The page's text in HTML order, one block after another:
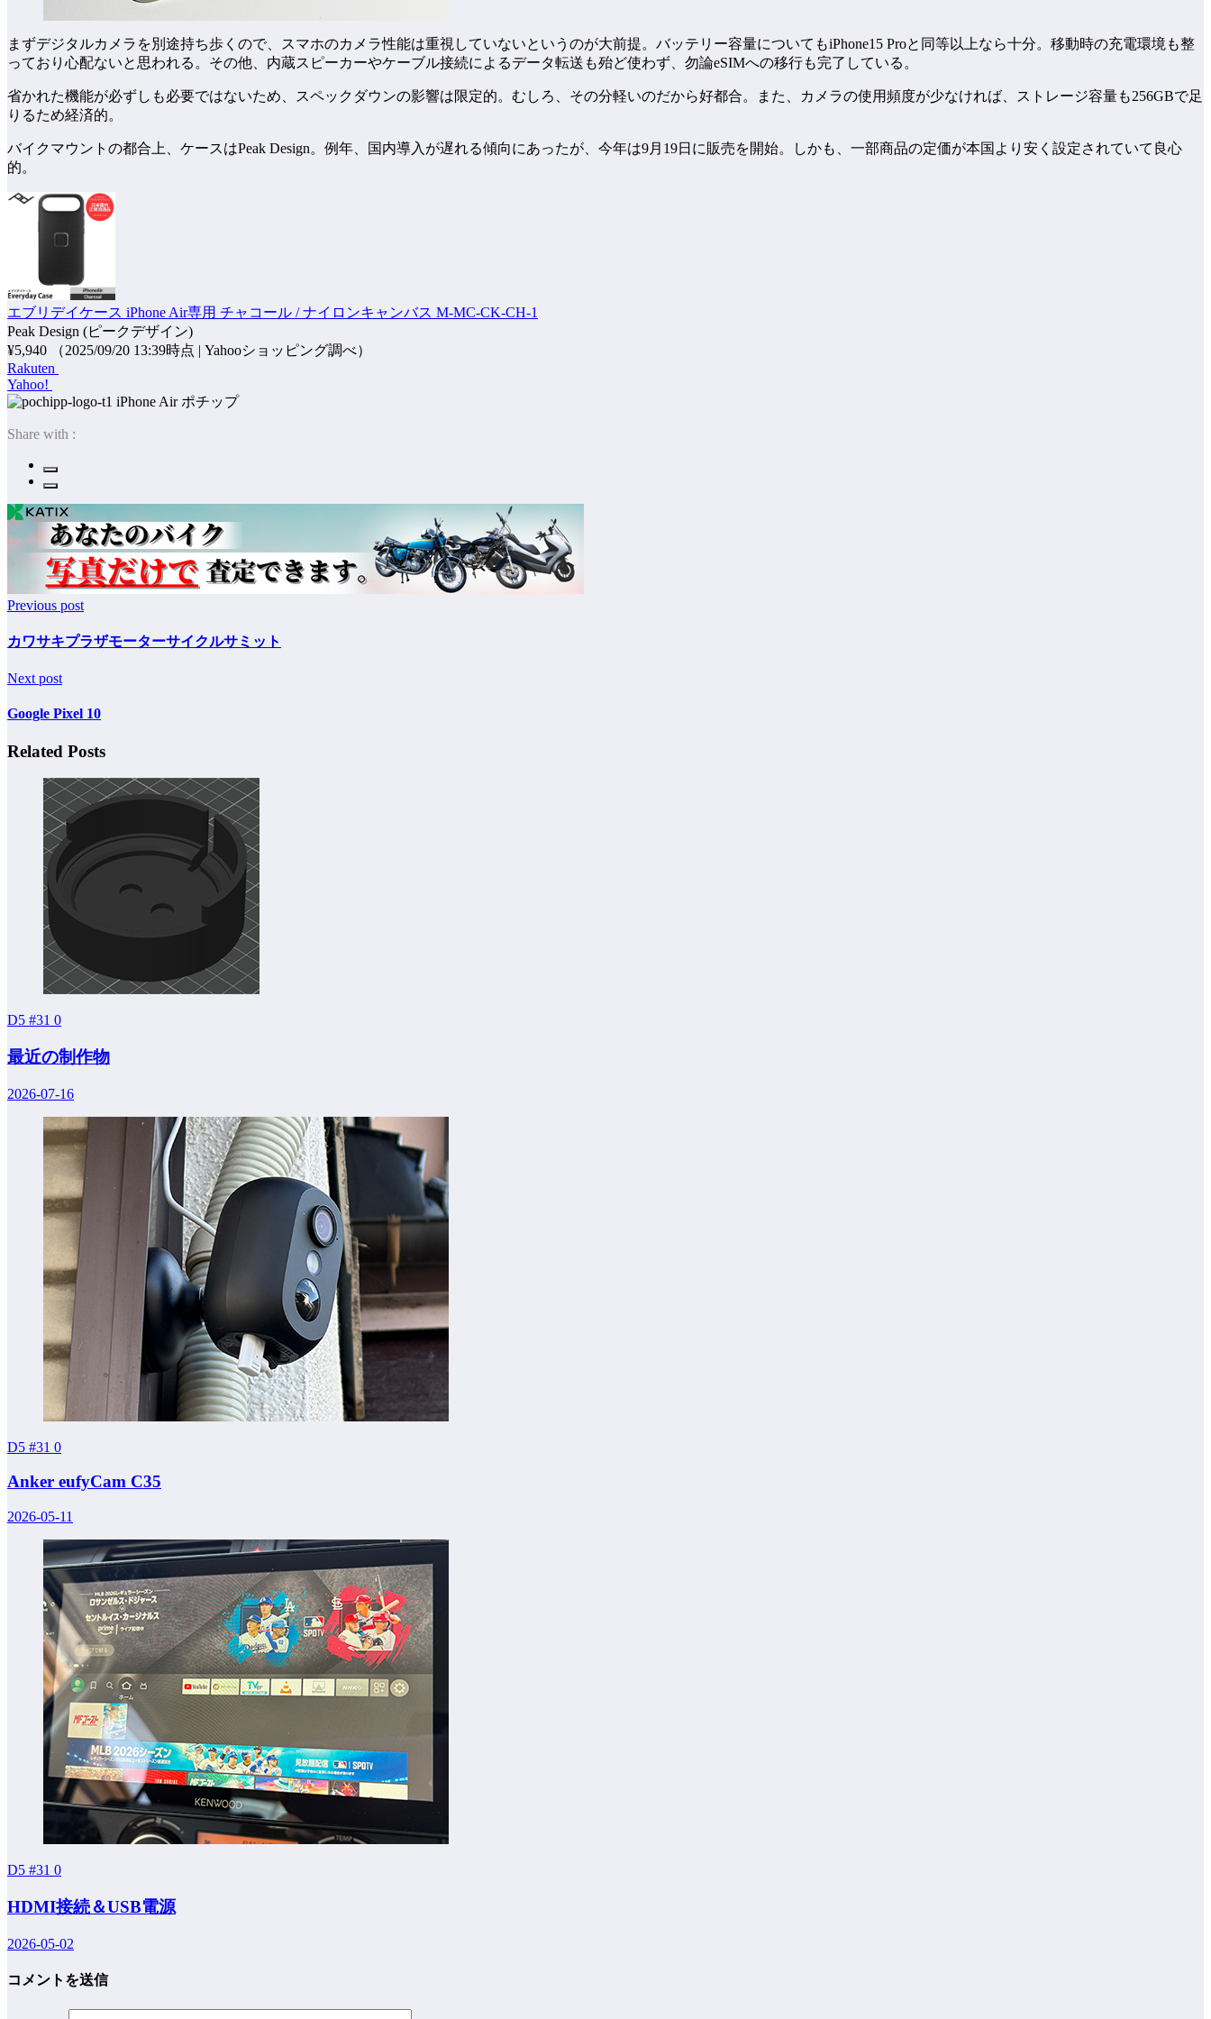
まずデジタルカメラを別途持ち歩くので、スマホのカメラ性能は重視していないというのが大前提。バッテリー容量についてもiPhone15 Proと同等以上なら十分。移動時の充電環境も整
っており心配ないと思われる。その他、内蔵スピーカーやケーブル接続によるデータ転送も殆ど使わず、勿論eSIMへの移行も完了している。
省かれた機能が必ずしも必要ではないため、スペックダウンの影響は限定的。むしろ、その分軽いのだから好都合。また、カメラの使用頻度が少なければ、ストレージ容量も256GBで足
りるため経済的。
バイクマウントの都合上、ケースはPeak Design。例年、国内導入が遅れる傾向にあったが、今年は9月19日に販売を開始。しかも、一部商品の定価が本国より安く設定されていて良心
的。
エブリデイケース iPhone Air専用 チャコール / ナイロンキャンバス M-MC-CK-CH-1
Peak Design (ピークデザイン)
¥5,940
（2025/09/20 13:39時点 | Yahooショッピング調べ）
Rakuten
Yahoo!
ポチップ
Share with :
Previous post
カワサキプラザモーターサイクルサミット
Next post
Google Pixel 10
Related Posts
D5 #31 0
最近の制作物
2026-07-16
D5 #31 0
Anker eufyCam C35
2026-05-11
D5 #31 0
HDMI接続＆USB電源
2026-05-02
コメントを送信